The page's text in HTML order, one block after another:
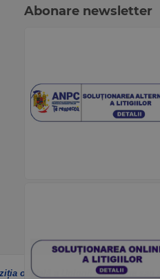
Abonare newsletter
oficială a Uniunii Europene sau a